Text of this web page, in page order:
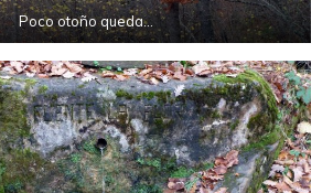
Poco otoño queda…